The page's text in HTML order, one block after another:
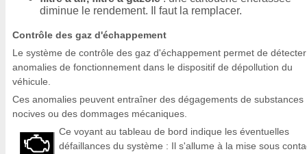
diminue le rendement. Il faut la remplacer.
Contrôle des gaz d'échappement
Le système de contrôle des gaz d'échappement permet de
anomalies de fonctionnement dans le dispositif de dépollution du
véhicule.
Ces anomalies peuvent entraîner des dégagements de substances
nocives ou des dommages mécaniques.
Ce voyant au tableau de bord indique les éventuelles
défaillances du système : Il s'allume à la mise sous